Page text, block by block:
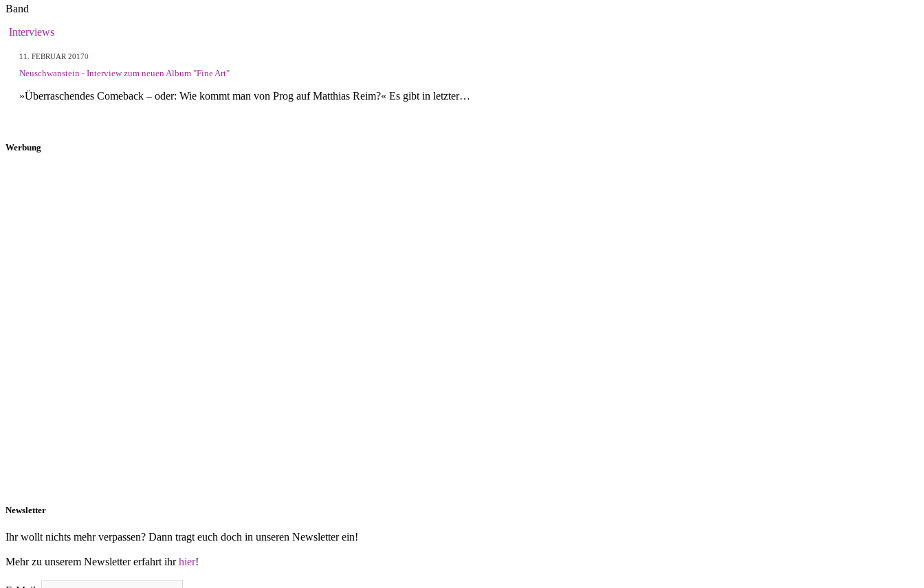
Band
Interviews
11. FEBRUAR 20170
Neuschwanstein - Interview zum neuen Album "Fine Art"
»Überraschendes Comeback – oder: Wie kommt man von Prog auf Matthias Reim?« Es gibt in letzter…
Werbung
Newsletter
Ihr wollt nichts mehr verpassen? Dann tragt euch doch in unseren Newsletter ein!
Mehr zu unserem Newsletter erfahrt ihrhier!